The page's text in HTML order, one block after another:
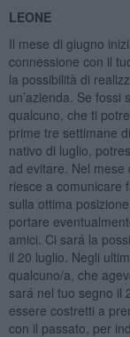
LEONE
Il mese di giugno
connessione con il
la possibilità di
un’azienda. Se
qualcuno, che ti
prime tre settimane
nativo di luglio,
ad evitare. Nel
riesce a comunicare
sulla ottima
portare
amici. Ci sará la
il 20 luglio. Negli
qualcuno/a, che
sará nel tuo segno il
essere costretti a
con il passato, per